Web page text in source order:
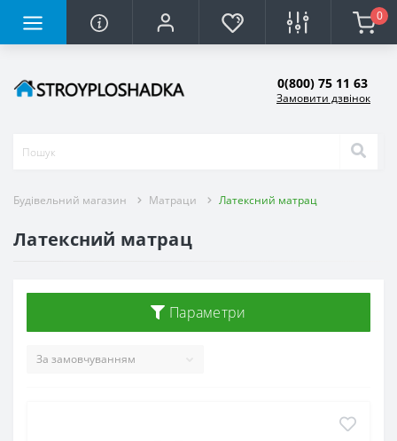
0
0(800) 75 11 63
Замовити дзвінок
Будівельний магазин Матраци Латексний матрац
Латексний матрац
Параметри